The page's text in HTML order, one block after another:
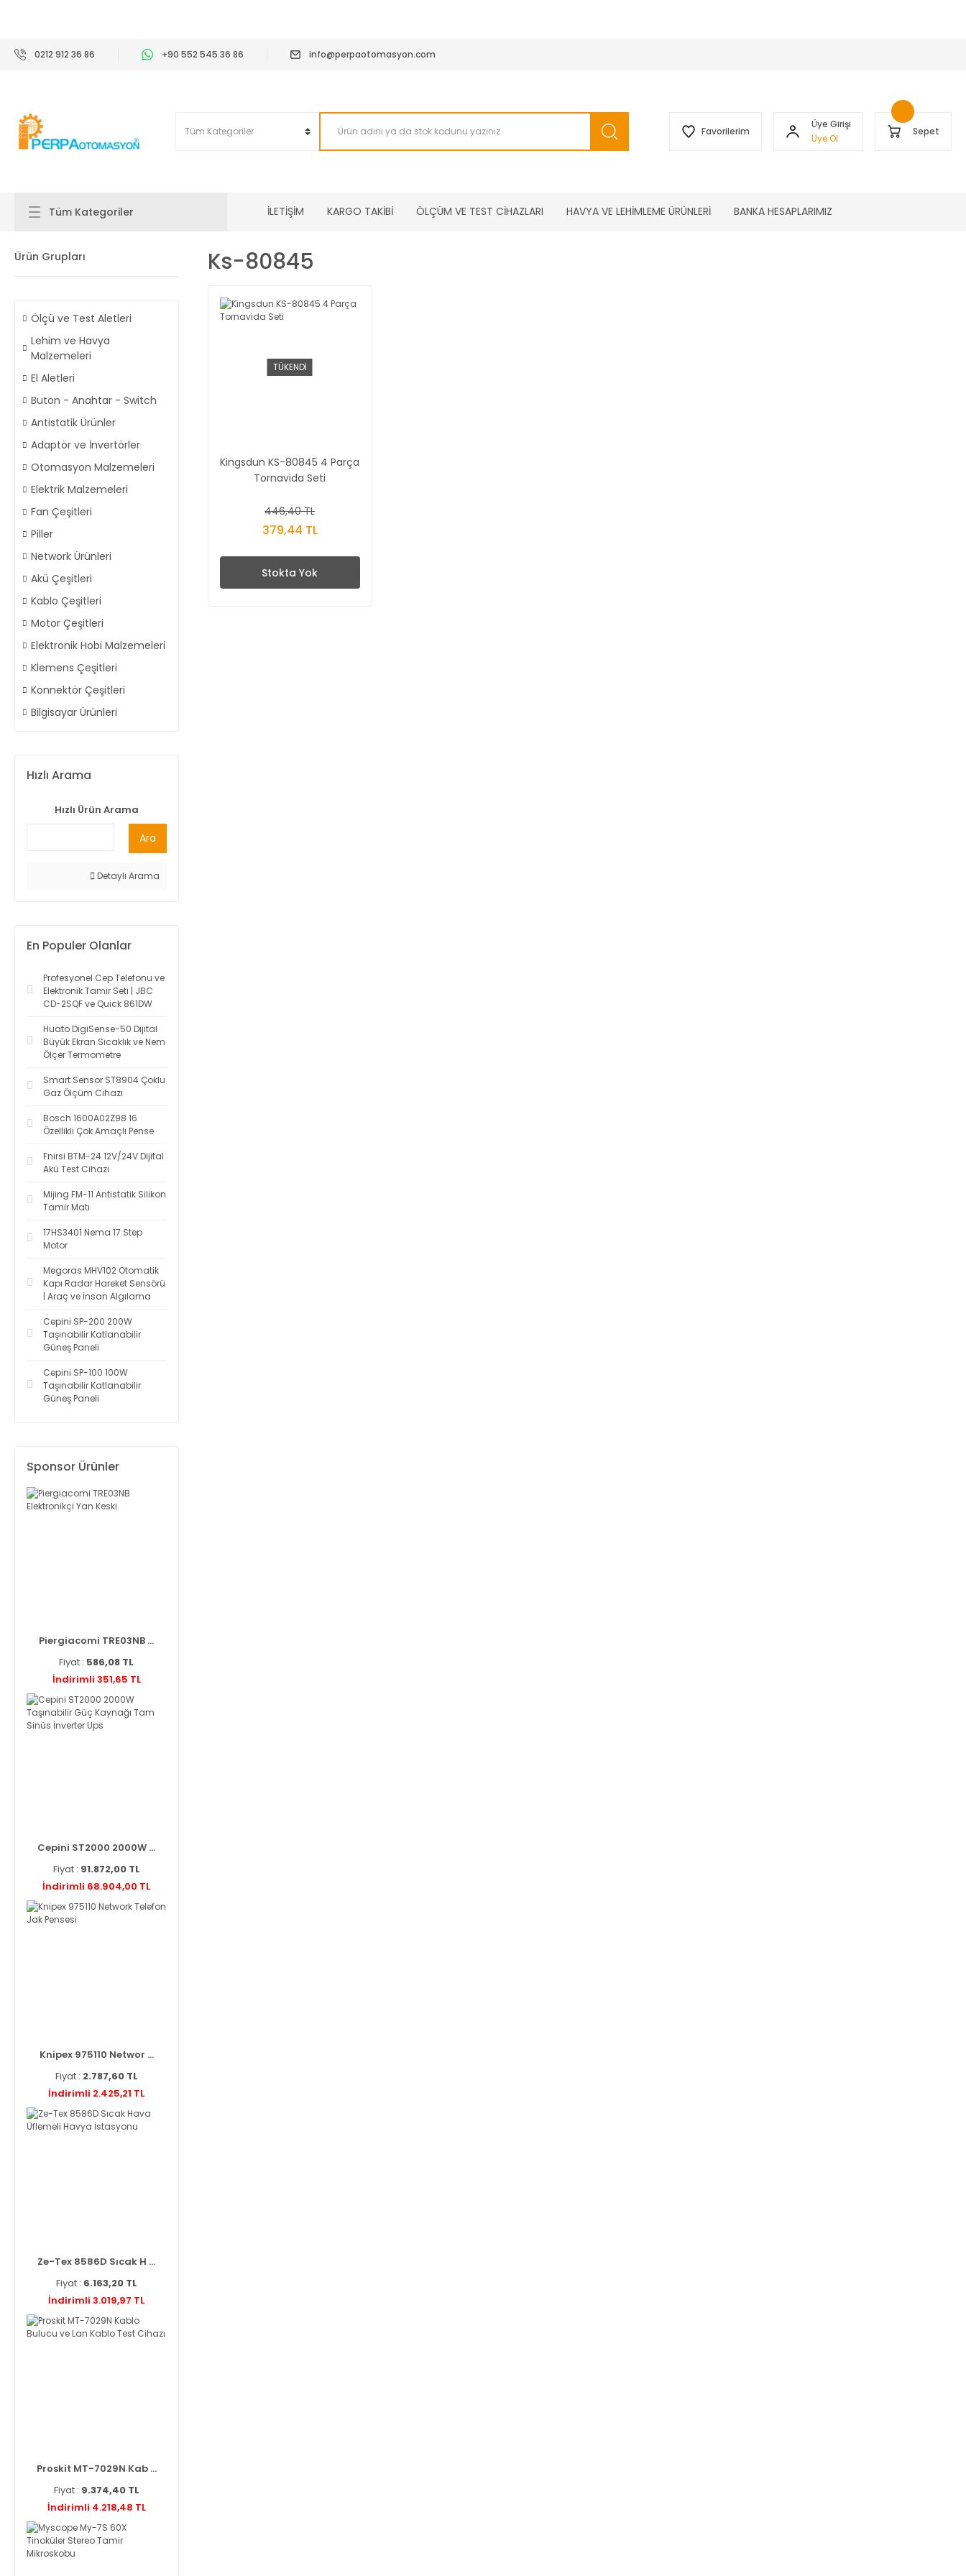
0212 912 36 86 +90 552 545 36 86 info@perpaotomasyon.com
Favorilerim
Üye Girişi
Üye Ol
Sepet
Tüm Kategoriler İLETİŞİM KARGO TAKİBİ ÖLÇÜM VE TEST CİHAZLARI HAVYA VE LEHİMLEME ÜRÜNLERİ BANKA HESAPLARIMIZ
Ürün Grupları
Ölçü ve Test Aletleri
Lehim ve Havya
Malzemeleri
El Aletleri
Buton - Anahtar - Switch
Antistatik Ürünler
Adaptör ve İnvertörler
Otomasyon Malzemeleri
Elektrik Malzemeleri
Fan Çeşitleri
Piller
Network Ürünleri
Akü Çeşitleri
Kablo Çeşitleri
Motor Çeşitleri
Elektronik Hobi Malzemeleri
Klemens Çeşitleri
Konnektör Çeşitleri
Bilgisayar Ürünleri
Hızlı Arama
Hızlı Ürün Arama
Ara
Detaylı Arama
En Populer Olanlar
Profesyonel Cep Telefonu ve
Elektronik Tamir Seti | JBC
CD-2SQF ve Quick 861DW
Huato DigiSense-50 Dijital
Büyük Ekran Sıcaklık ve Nem
Ölçer Termometre
Smart Sensor ST8904 Çoklu
Gaz Ölçüm Cihazı
Bosch 1600A02Z98 16
Özellikli Çok Amaçlı Pense
Fnirsi BTM-24 12V/24V Dijital
Akü Test Cihazı
Mijing FM-11 Antistatik Silikon
Tamir Matı
17HS3401 Nema 17 Step
Motor
Megoras MHV102 Otomatik
Kapı Radar Hareket Sensörü
| Araç ve İnsan Algılama
Cepini SP-200 200W
Taşınabilir Katlanabilir
Güneş Paneli
Cepini SP-100 100W
Taşınabilir Katlanabilir
Güneş Paneli
Sponsor Ürünler
Piergiacomi TRE03NB ...
Fiyat : 586,08 TL
İndirimli 351,65 TL
Cepini ST2000 2000W ...
Fiyat : 91.872,00 TL
İndirimli 68.904,00 TL
Knipex 975110 Networ ...
Fiyat : 2.787,60 TL
İndirimli 2.425,21 TL
Ze-Tex 8586D Sıcak H ...
Fiyat : 6.163,20 TL
İndirimli 3.019,97 TL
Proskit MT-7029N Kab ...
Fiyat : 9.374,40 TL
İndirimli 4.218,48 TL
Ks-80845
TÜKENDİ
Kingsdun KS-80845 4 Parça
Tornavida Seti
446,40 TL
379,44 TL
Stokta Yok